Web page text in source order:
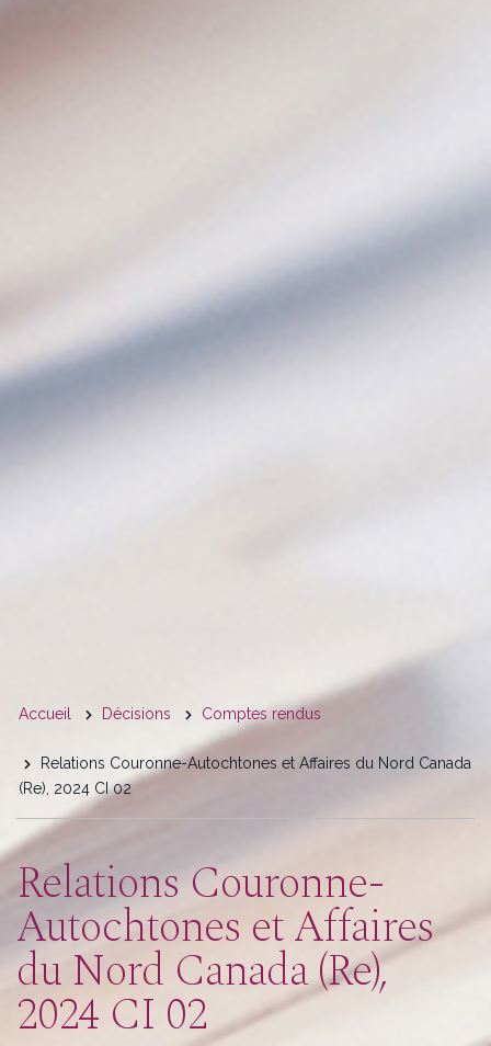
You
are
here
Accueil Décisions Comptes rendus
Relations Couronne-Autochtones et Affaires du Nord Canada
(Re), 2024 CI 02
Relations Couronne-
Autochtones et Affaires
du Nord Canada (Re),
2024 CI 02